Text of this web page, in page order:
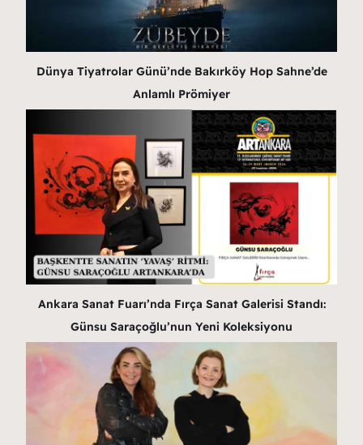
Dünya Tiyatrolar Günü’nde Bakırköy Hop Sahne’de
Anlamlı Prömiyer
Ankara Sanat Fuarı’nda Fırça Sanat Galerisi Standı:
Günsu Saraçoğlu’nun Yeni Koleksiyonu